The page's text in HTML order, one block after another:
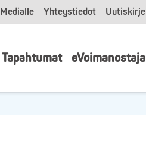
Medialle Yhteystiedot Uutiskirje
Tapahtumat eVoimanostaja